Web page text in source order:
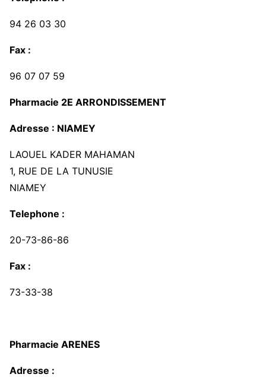
94 26 03 30
Fax :
96 07 07 59
Pharmacie 2E ARRONDISSEMENT
Adresse : NIAMEY
LAOUEL KADER MAHAMAN
1, RUE DE LA TUNUSIE
NIAMEY
Telephone :
20-73-86-86
Fax :
73-33-38
Pharmacie ARENES
Adresse :